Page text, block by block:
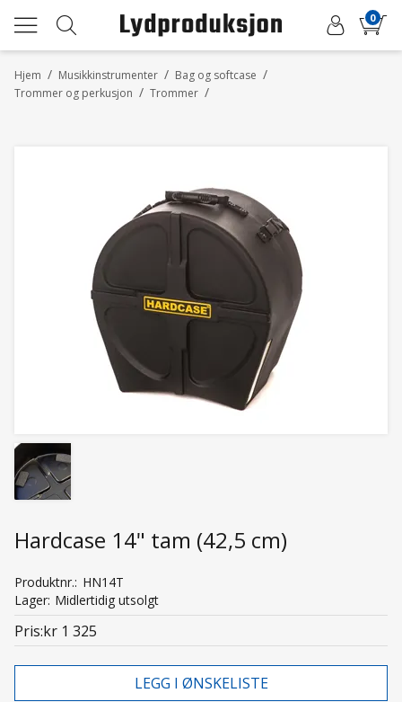
0
/
Hjem /
Musikkinstrumenter /
Bag og softcase
/
Trommer og perkusjon /
Trommer
Hardcase 14" tam (42,5 cm)
Produktnr. HN14T
Lager Midlertidig utsolgt
Pris kr 1 325
LEGG I ØNSKELISTE